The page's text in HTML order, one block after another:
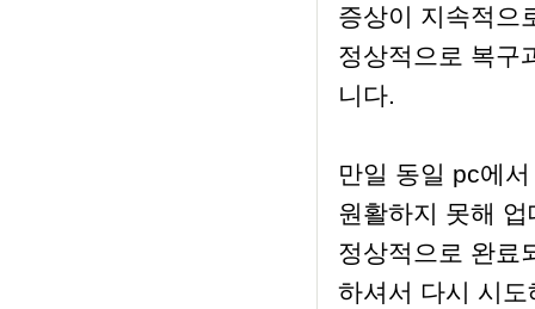
증상이 지속적으
정상적으로 복구
니다.
만일 동일 pc에
원활하지 못해
정상적으로 완료
하셔서 다시 시